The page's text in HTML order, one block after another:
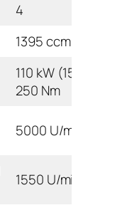
4
1395 ccm
110 kW (150 PS) /
250 Nm
5000 U/min
1550 U/min